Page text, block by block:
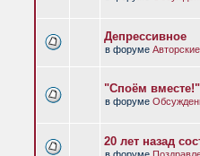
Депрессивное
в форуме
"Споём
в форуме
20 лет назад